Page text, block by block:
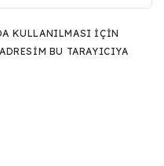
KULLANILMASI IÇIN
BU TARAYICIYA